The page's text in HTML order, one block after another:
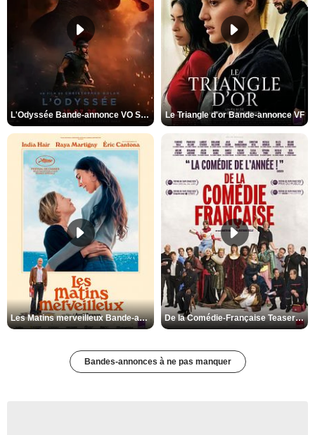
L'Odyssée Bande-annonce VO STFR Le Triangle d'or Bande-annonce VF
Les Matins merveilleux Bande-annonce VF De la Comédie-Française Teaser VF
Bandes-annonces à ne pas manquer